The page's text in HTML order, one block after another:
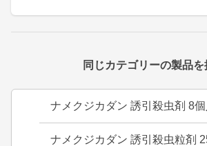
同じカテゴリーの製品を
ナメクジカダン 誘引殺虫剤 8個
ナメクジカダン 誘引殺虫粒剤